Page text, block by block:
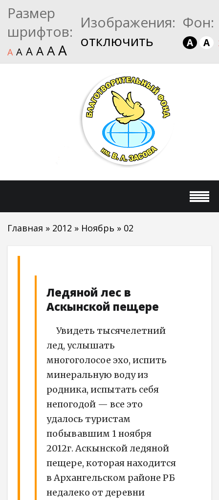
Размер
шрифтов:
A A A A AA
Изображения:
отключить
Фон:
A A
Главная » 2012 » Ноябрь » 02
Ледяной лес в
Аскынской пещере
Увидеть тысячелетний
лед, услышать
многоголосое эхо, испить
минеральную воду из
родника, испытать себя
непогодой — все это
удалось туристам
побывавшим 1 ноября
2012г. Аскынской ледяной
пещере, которая находится
в Архангельском районе РБ
недалеко от деревни